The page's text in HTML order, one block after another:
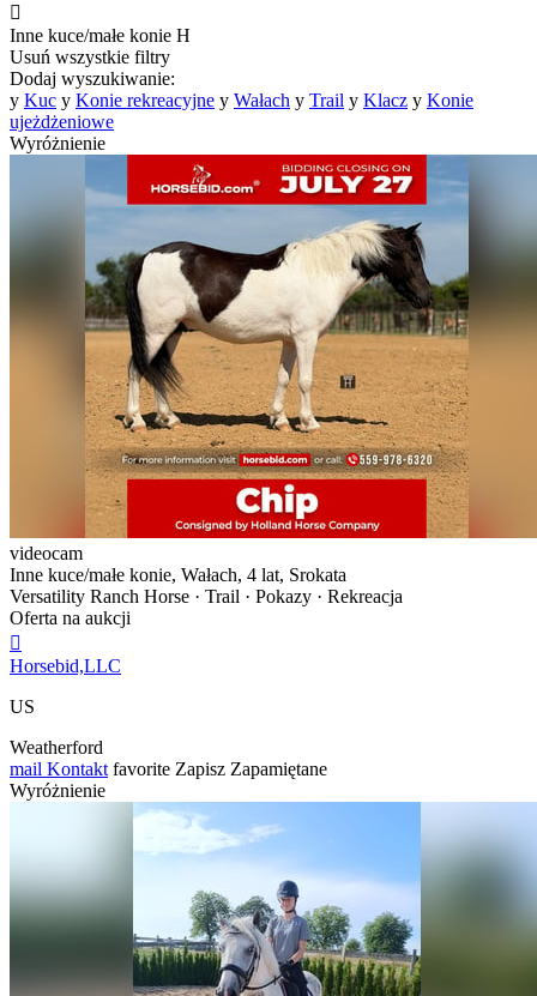

Inne kuce/małe konie H
Usuń wszystkie filtry
Dodaj wyszukiwanie:
y Kuc y Konie rekreacyjne y Wałach y Trail y Klacz y Konie
ujeżdżeniowe
Wyróżnienie
videocam
Inne kuce/małe konie, Wałach, 4 lat, Srokata
Versatility Ranch Horse · Trail · Pokazy · Rekreacja
Oferta na aukcji

Horsebid,LLC
US
Weatherford
mail Kontakt favorite Zapisz Zapamiętane
Wyróżnienie